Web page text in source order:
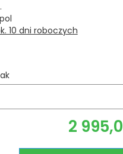
10 dni roboczych
2